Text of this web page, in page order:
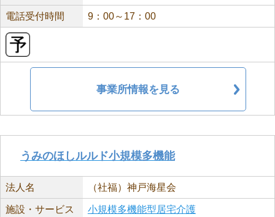
電話受付時間 9：00～17：00
事業所情報を見る
うみのほしルルド小規模多機能
法人名 （社福）神戸海星会
施設・サービス 小規模多機能型居宅介護